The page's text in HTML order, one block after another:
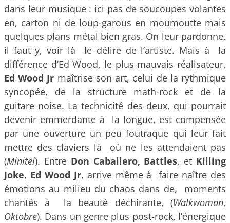
dans leur musique : ici pas de soucoupes volantes
en, carton ni de loup-garous en moumoutte mais
quelques plans métal bien gras. On leur pardonne,
il faut y, voir là le délire de l’artiste. Mais à la
différence d’Ed Wood, le plus mauvais réalisateur,
Ed Wood Jr maîtrise son art, celui de la rythmique
syncopée, de la structure math-rock et de la
guitare noise. La technicité des deux, qui pourrait
devenir emmerdante à la longue, est compensée
par une ouverture un peu foutraque qui leur fait
mettre des claviers là où ne les attendaient pas
(Minitel). Entre Don Caballero, Battles, et Killing
Joke, Ed Wood Jr, arrive même à faire naître des
émotions au milieu du chaos dans de, moments
chantés à la beauté déchirante, (Walkwoman,
Oktobre). Dans un genre plus post-rock, l’énergique